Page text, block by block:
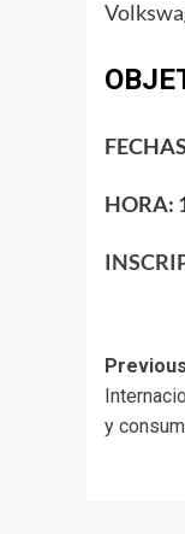
HORA:
Post
y